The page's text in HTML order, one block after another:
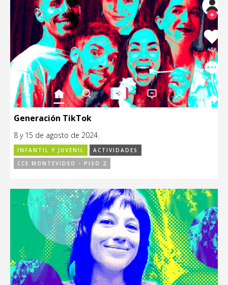
Generación TikTok
8 y 15 de agosto de 2024.
INFANTIL Y JUVENIL
ACTIVIDADES
CCE MONTEVIDEO - PISO 2